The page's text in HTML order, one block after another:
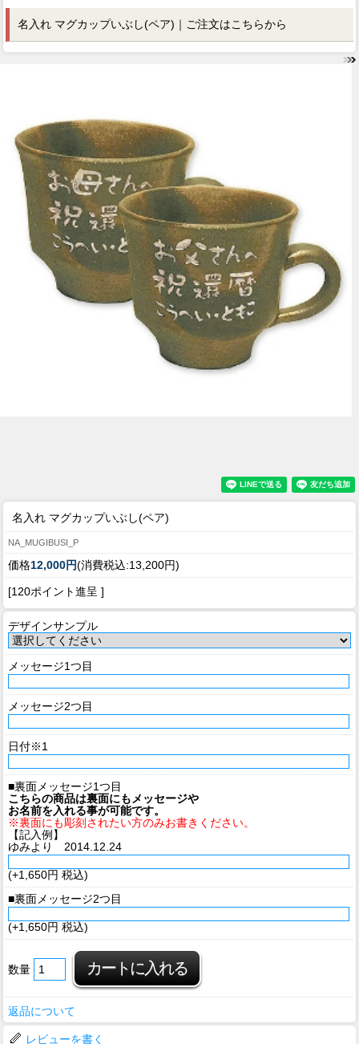
名入れ マグカップいぶし(ペア)｜ご注文はこちらから
名入れ マグカップいぶし(ペア)
NA_MUGIBUSI_P
価格12,000円(消費税込:13,200円)
[120ポイント進呈 ]
デザインサンプル
メッセージ1つ目
メッセージ2つ目
日付※1
■裏面メッセージ1つ目
こちらの商品は裏面にもメッセージや
お名前を入れる事が可能です。
※裏面にも彫刻されたい方のみお書きください。
【記入例】
ゆみより 2014.12.24
(+1,650円 税込)
■裏面メッセージ2つ目
(+1,650円 税込)
数量
返品について
レビューを書く